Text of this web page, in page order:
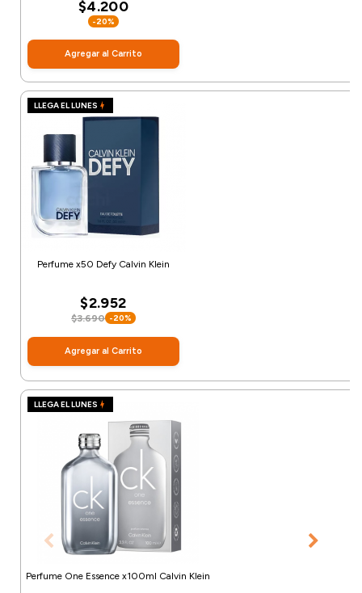
$4.200
-20%
Agregar al Carrito
LLEGA EL LUNES
Perfume x50 Defy Calvin Klein
$2.952
$3.690 -20%
Agregar al Carrito
LLEGA EL LUNES
Perfume One Essence x100ml Calvin Klein